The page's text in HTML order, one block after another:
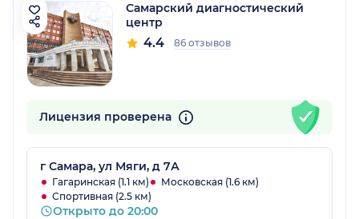
Самарский диагностический
центр
4.4 86 отзывов
Лицензия проверена
г Самара, ул Мяги, д 7А
Гагаринская (1.1 км)
Московская (1.6 км)
Спортивная (2.5 км)
Открыто до 20:00